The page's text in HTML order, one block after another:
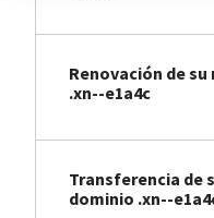
Renovación de
.xn--e1a4c
Transferencia de
dominio .xn--